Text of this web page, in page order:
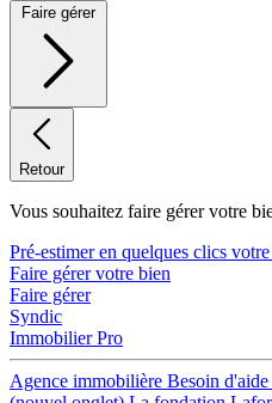
Faire gérer
Retour
Vous souhaitez faire gérer votre
Pré-estimer en quelques clics
Faire gérer votre bien
Faire gérer
Syndic
Immobilier Pro
Agence immobilière Besoin d'aide